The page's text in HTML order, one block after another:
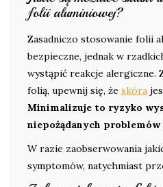
folii aluminiowej?
Zasadniczo stosowanie folii
bezpieczne, jednak w
wystąpić reakcje alergiczne.
folią, upewnij się, że skóra
Minimalizuje to ryzyko
niepożądanych problemów
W razie zaobserwowania
symptomów, natychmiast